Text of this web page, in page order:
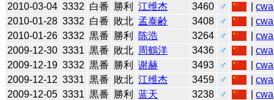
2010-03-04 3332 白番 勝利 江维杰 3460 ♂ |cwa
2010-01-28 3332 白番 敗北 孟泰齢 3408 ♂ |cwa
2010-01-26 3332 黒番 勝利 陈浩 3264 ♂ |cwa
2009-12-30 3331 黒番 敗北 周鶴洋 3436 ♂ |cwa
2009-12-19 3332 黒番 勝利 谢赫 3493 ♂ |cwa
2009-12-12 3331 黒番 敗北 江维杰 3459 ♂ |cwa
2009-12-05 3331 黒番 勝利 蓝天 3238 ♂ |cwa